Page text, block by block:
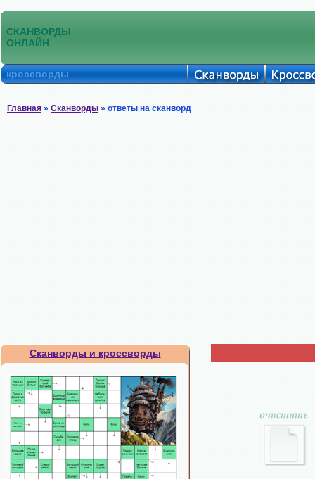
СКАНВОРДЫ
ОНЛАЙН
кроссворды
Главная » Сканворды » ответы на сканворд
Сканворды и кроссворды